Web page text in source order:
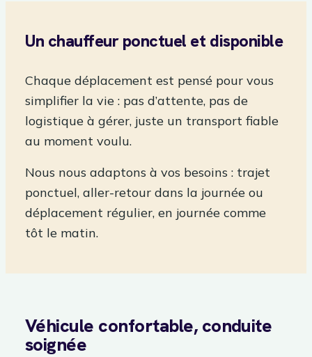
Un chauffeur ponctuel et disponible
Chaque déplacement est pensé pour vous
simplifier la vie : pas d’attente, pas de
logistique à gérer, juste un transport fiable
au moment voulu.
Nous nous adaptons à vos besoins : trajet
ponctuel, aller-retour dans la journée ou
déplacement régulier, en journée comme
tôt le matin.
Véhicule confortable, conduite
soignée